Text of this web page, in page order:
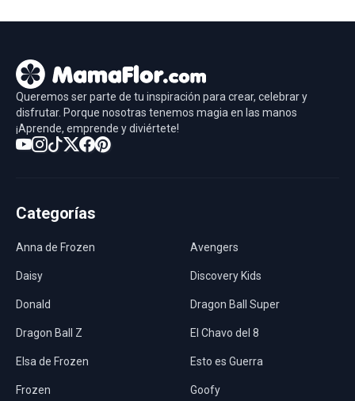
Queremos ser parte de tu inspiración para crear, celebrar y
disfrutar. Porque nosotras tenemos magia en las manos
¡Aprende, emprende y diviértete!
Categorías
Anna de Frozen Avengers
Daisy Discovery Kids
Donald Dragon Ball Super
Dragon Ball Z El Chavo del 8
Elsa de Frozen Esto es Guerra
Frozen Goofy